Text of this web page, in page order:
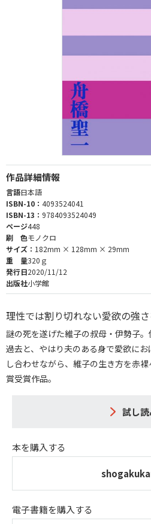
作品詳細情報
言語日本語
ISBN-10： 4093524041
ISBN-13： 9784093524049
ページ448
刷 色モノクロ
サイズ： 182mm × 128mm × 29mm
重 量320ｇ
発行日2020/11/12
出版社小学館
理性では割り切れない愛欲の強さ
謎の死を遂げた維子の叔母・伊勢子
過去と、やはり夫のある身で愛欲に
し合わせながら、維子の生き方を赤
賞受賞作品。
試し
本を購入する
電子書籍を購入する